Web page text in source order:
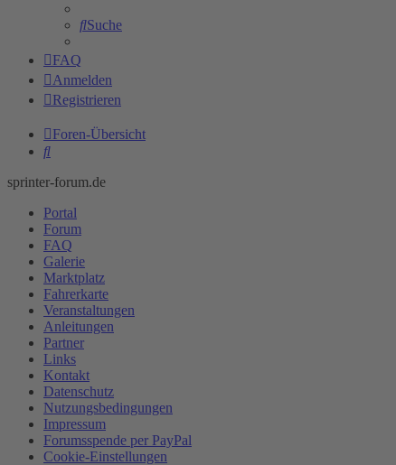
Suche
FAQ
Anmelden
Registrieren
Foren-Übersicht
Suche
sprinter-forum.de
Portal
Forum
FAQ
Galerie
Marktplatz
Fahrerkarte
Veranstaltungen
Anleitungen
Partner
Links
Kontakt
Datenschutz
Nutzungsbedingungen
Impressum
Forumsspende per PayPal
Cookie-Einstellungen